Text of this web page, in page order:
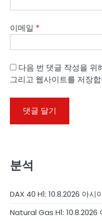
이메일 *
다음 번 댓글 작성을 위
그리고 웹사이트를 저장
분석
DAX 40 H1: 10.8.2026 아시
Natural Gas H1: 10.8.2026